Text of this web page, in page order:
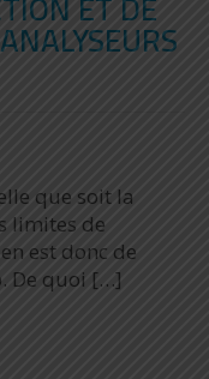
que soit la
limites de
est donc de
De quoi […]